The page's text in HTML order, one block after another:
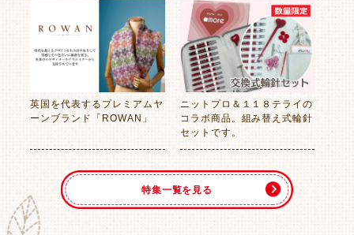
英国を代表するプレミアムヤ
ーンブランド「ROWAN」
ニットプロ＆１１８テライの
コラボ商品。組み替え式輪針
セットです。
特集一覧を見る